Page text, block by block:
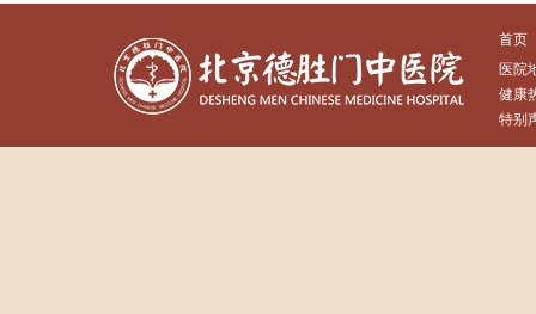
首页
医院
健康
特别